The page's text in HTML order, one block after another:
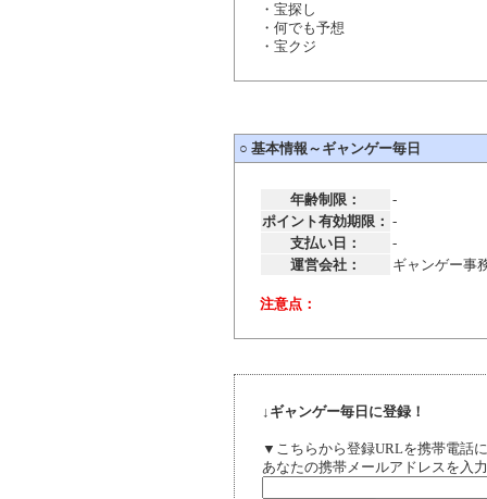
・宝探し
・何でも予想
・宝クジ
○ 基本情報～ギャンゲー毎日
年齢制限：
-
ポイント有効期限： -
支払い日：
-
運営会社：
ギャンゲー事
注意点：
↓ギャンゲー毎日に登録！
▼こちらから登録URLを携帯電話
あなたの携帯メールアドレスを入